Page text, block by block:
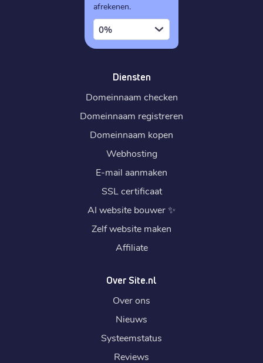
afrekenen.
0%
Diensten
Domeinnaam checken
Domeinnaam registreren
Domeinnaam kopen
Webhosting
E-mail aanmaken
SSL certificaat
AI website bouwer✨
Zelf website maken
Affiliate
Over Site.nl
Over ons
Nieuws
Systeemstatus
Reviews